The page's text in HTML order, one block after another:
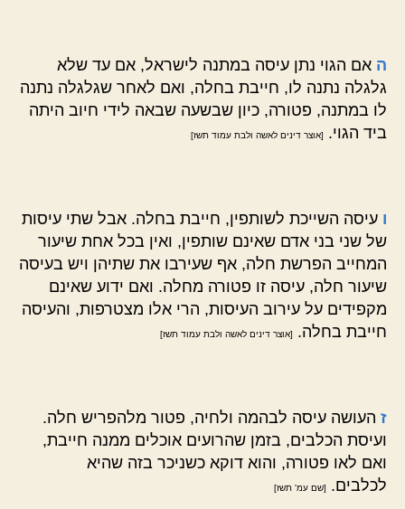
ה אם הגוי נתן עיסה במתנה לישראל, אם עד שלא
גלגלה נתנה לו, חייבת בחלה, ואם לאחר שגלגלה נתנה
לו במתנה, פטורה, כיון שבשעה שבאה לידי חיוב היתה
ביד הגוי.
[אוצר דינים לאשה ולבת עמוד תשז]
ו עיסה השייכת לשותפין, חייבת בחלה. אבל שתי עיסות
של שני בני אדם שאינם שותפין, ואין בכל אחת שיעור
המחייב הפרשת חלה, אף שעירבו את שתיהן ויש בעיסה
שיעור חלה, עיסה זו פטורה מחלה. ואם ידוע שאינם
מקפידים על עירוב העיסות, הרי אלו מצטרפות, והעיסה
חייבת בחלה.
[אוצר דינים לאשה ולבת עמוד תשז]
ז העושה עיסה לבהמה ולחיה, פטור מלהפריש חלה.
ועיסת הכלבים, בזמן שהרועים אוכלים ממנה חייבת,
ואם לאו פטורה, והוא דוקא כשניכר בזה שהיא
לכלבים.
[שם עמ' תשז]